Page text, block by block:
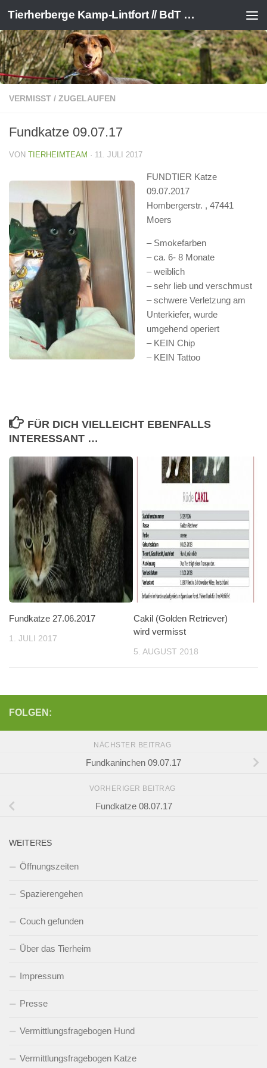
Zum Inhalt springen Tierherberge Kamp-Lintfort // BdT e.V.
VERMISST / ZUGELAUFEN
Fundkatze 09.07.17
VON TIERHEIMTEAM · 11. JULI 2017
FUNDTIER Katze
09.07.2017
Hombergerstr. , 47441
Moers
– Smokefarben
– ca. 6- 8 Monate
– weiblich
– sehr lieb und verschmust
– schwere Verletzung am
Unterkiefer, wurde
umgehend operiert
– KEIN Chip
– KEIN Tattoo
FÜR DICH VIELLEICHT EBENFALLS
INTERESSANT …
Fundkatze 27.06.2017
1. JULI 2017
Cakil (Golden Retriever)
wird vermisst
5. AUGUST 2018
FOLGEN:
NÄCHSTER BEITRAG
Fundkaninchen 09.07.17
VORHERIGER BEITRAG
Fundkatze 08.07.17
WEITERES
Öffnungszeiten
Spazierengehen
Couch gefunden
Über das Tierheim
Impressum
Presse
Vermittlungsfragebogen Hund
Vermittlungsfragebogen Katze